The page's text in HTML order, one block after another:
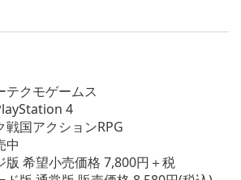
テクモゲームス
4
戦国アクションRPG
中
版 希望小売価格 7,800円＋税